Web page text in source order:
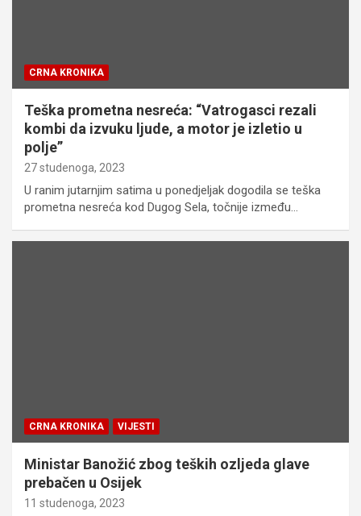
CRNA KRONIKA
Teška prometna nesreća: “Vatrogasci rezali
kombi da izvuku ljude, a motor je izletio u
polje”
27 studenoga, 2023
U ranim jutarnjim satima u ponedjeljak dogodila se teška
prometna nesreća kod Dugog Sela, točnije između…
CRNA KRONIKA VIJESTI
Ministar Banožić zbog teških ozljeda glave
prebačen u Osijek
11 studenoga, 2023